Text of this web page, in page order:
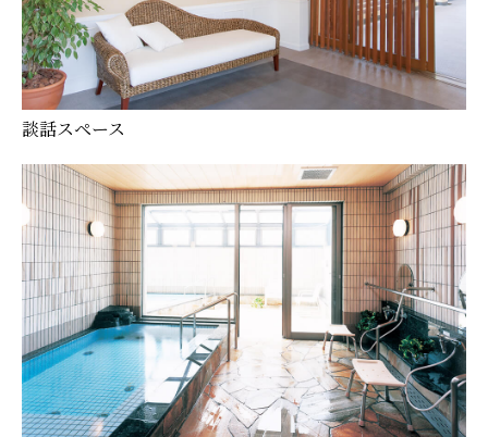
談話スペース